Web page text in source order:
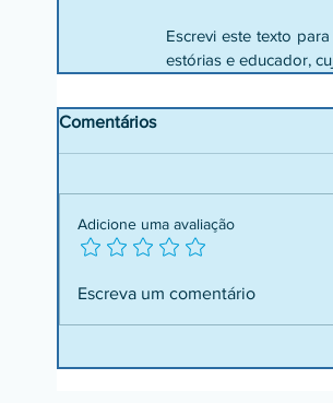
Escrevi este texto
estórias e educador,
Comentários
Adicione uma avaliação
Escreva um comentário